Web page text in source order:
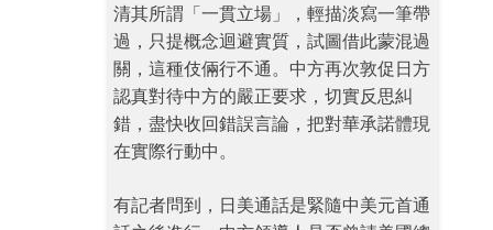
清其所謂「一貫立場」，輕描淡寫一筆帶
過，只提概念迴避實質，試圖借此蒙混過
關，這種伎倆行不通。中方再次敦促日方
認真對待中方的嚴正要求，切實反思糾
錯，盡快收回錯誤言論，把對華承諾體現
在實際行動中。
有記者問到，日美通話是緊隨中美元首通